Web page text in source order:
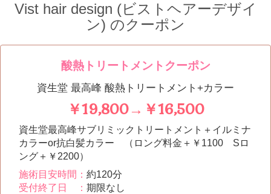
Vist hair design (ビストヘアーデザイ
ン) のクーポン
酸熱トリートメントクーポン
資生堂 最高峰 酸熱トリートメント+カラー
￥19,800→￥16,500
資生堂最高峰サブリミックトリートメント＋イルミナ
カラーor抗白髪カラー （ロング料金＋￥1100 Sロ
ング＋￥2200）
施術目安時間： 約120分
受付終了日 ： 期限なし